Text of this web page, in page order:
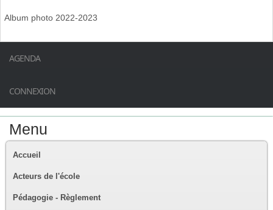
Album photo 2022-2023
AGENDA
CONNEXION
Menu
Accueil
Acteurs de l'école
Pédagogie - Règlement